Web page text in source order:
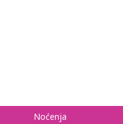
Noćenja